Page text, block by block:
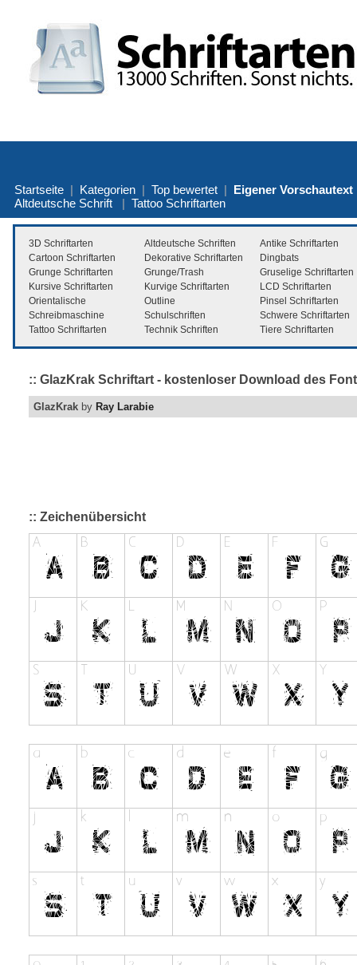
Startseite | Kategorien | Top bewertet | Eigener Vorschautext
Altdeutsche Schrift | Tattoo Schriftarten
3D Schriftarten Altdeutsche Schriften
Antike Schriftarten
Cartoon Schriftarten
Dekorative Schriftarten
Dingbats
Grunge Schriftarten
Grunge/Trash
Gruselige Schriftarten
Kursive Schriftarten
Kurvige Schriftarten
LCD Schriftarten
Orientalische
Outline
Pinsel Schriftarten
Schreibmaschine
Schulschriften
Schwere Schriftarten
Tattoo Schriftarten
Technik Schriften Tiere Schriftarten
:: GlazKrak Schriftart - kostenloser Download des
GlazKrak by Ray Larabie
:: Zeichenübersicht